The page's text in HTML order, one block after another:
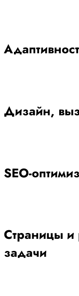
Дизайн,
SEO-
Страницы
задачи